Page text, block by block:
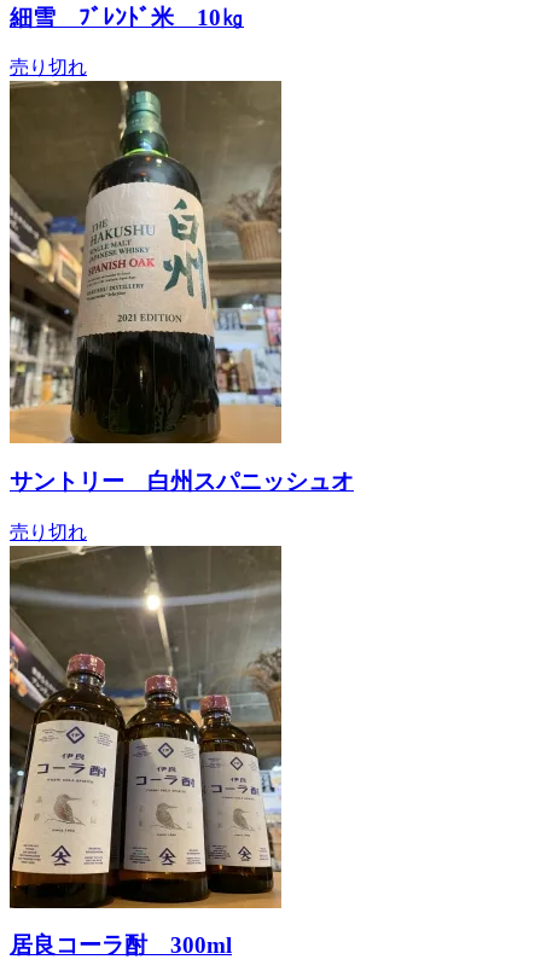
細雪 ﾌﾞﾚﾝﾄﾞ米 10㎏
売り切れ
サントリー 白州スパニッシュオ
売り切れ
居良コーラ酎 300ml